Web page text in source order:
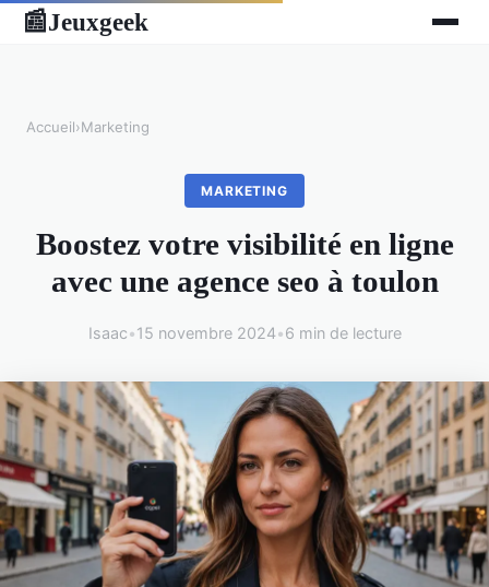
📰Jeuxgeek
Accueil›Marketing
MARKETING
Boostez votre visibilité en ligne
avec une agence seo à toulon
Isaac•15 novembre 2024•6 min de lecture